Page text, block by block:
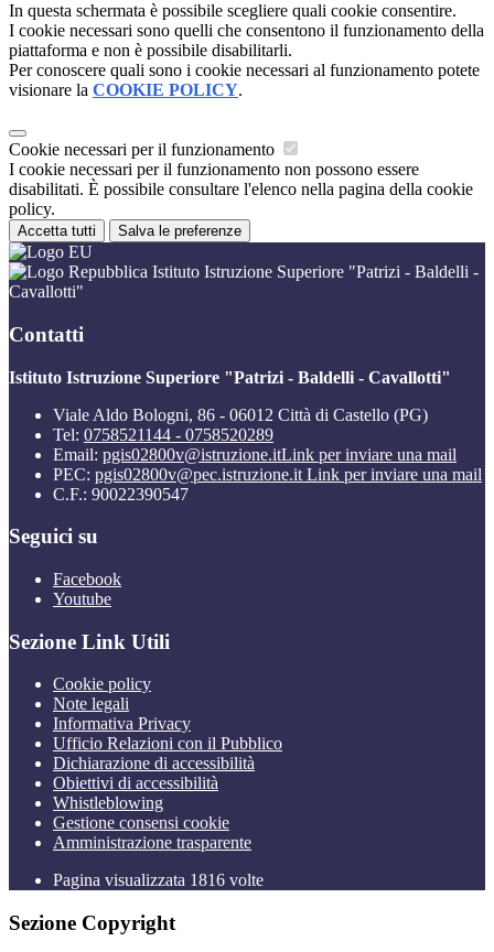
In questa schermata è possibile scegliere quali cookie consentire.
I cookie necessari sono quelli che consentono il funzionamento della
piattaforma e non è possibile disabilitarli.
Per conoscere quali sono i cookie necessari al funzionamento potete
visionare la COOKIE POLICY.
Cookie necessari per il funzionamento
I cookie necessari per il funzionamento non possono essere
disabilitati. È possibile consultare l'elenco nella pagina della cookie
policy.
Accetta tutti Salva le preferenze
Istituto Istruzione Superiore "Patrizi - Baldelli -
Cavallotti"
Contatti
Istituto Istruzione Superiore "Patrizi - Baldelli - Cavallotti"
Viale Aldo Bologni, 86 - 06012 Città di Castello (PG)
Tel: 0758521144 - 0758520289
Email: pgis02800v@istruzione.itLink per inviare una mail
PEC: pgis02800v@pec.istruzione.it Link per inviare una mail
C.F.: 90022390547
Seguici su
Facebook
Youtube
Sezione Link Utili
Cookie policy
Note legali
Informativa Privacy
Ufficio Relazioni con il Pubblico
Dichiarazione di accessibilità
Obiettivi di accessibilità
Whistleblowing
Gestione consensi cookie
Amministrazione trasparente
Pagina visualizzata 1816 volte
Sezione Copyright